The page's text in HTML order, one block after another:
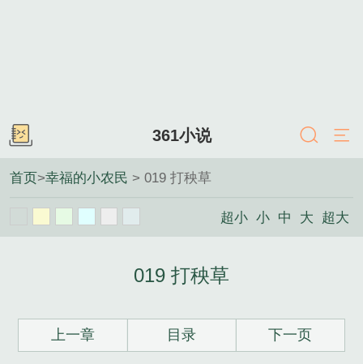
361小说
首页>幸福的小农民 > 019 打秧草
超小 小 中 大 超大
019 打秧草
上一章 目录 下一页